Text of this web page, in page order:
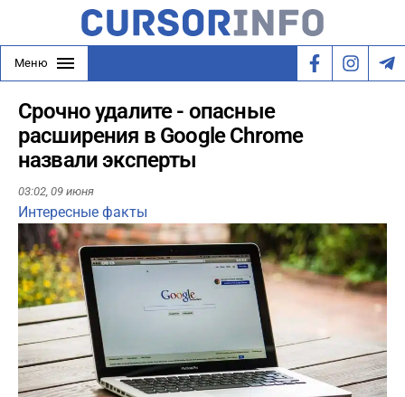
Меню
Срочно удалите - опасные
расширения в Google Chrome
назвали эксперты
03:02, 09 июня
Интересные факты